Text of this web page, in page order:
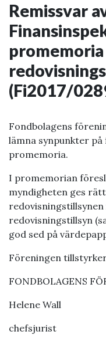
Remissvar
(Fi2017/
Fondbolagens
lämna synpunkter
promemoria.
I promemorian
myndigheten ges
redovisnings­tillsyn
god sed på
Föreningen
FONDBOLAGENS
Helene Wall
chefsjurist